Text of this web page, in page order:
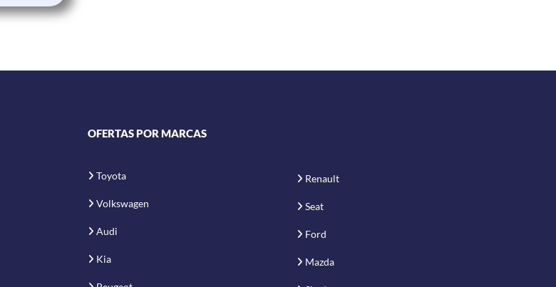
OFERTAS POR MARCAS
Toyota
Volkswagen
Audi
Kia
Renault
Seat
Ford
Mazda